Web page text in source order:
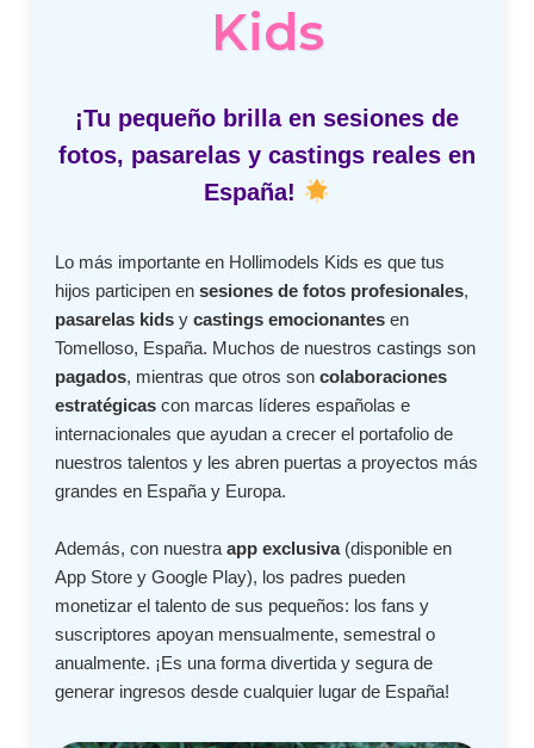
Kids
¡Tu pequeño brilla en sesiones de
fotos, pasarelas y castings reales en
España!
Lo más importante en Hollimodels Kids es que tus
hijos participen ensesiones de fotos profesionales,
pasarelas kids ycastings emocionantes en
Tomelloso, España. Muchos de nuestros castings son
pagados, mientras que otros soncolaboraciones
estratégicas con marcas líderes españolas e
internacionales que ayudan a crecer el portafolio de
nuestros talentos y les abren puertas a proyectos más
grandes en España y Europa.
Además, con nuestraapp exclusiva(disponible en
App Store y Google Play), los padres pueden
monetizar el talento de sus pequeños: los fans y
suscriptores apoyan mensualmente, semestral o
anualmente. ¡Es una forma divertida y segura de
generar ingresos desde cualquier lugar de España!